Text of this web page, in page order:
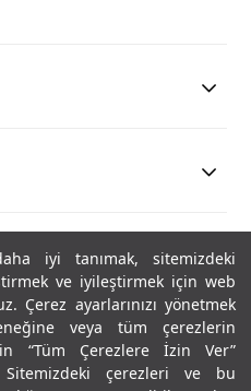
iyi tanımak, sitemizdeki
ve iyileştirmek için web
Çerez ayarlarınızı yönetmek
veya tüm çerezlerin
“Tüm Çerezlere İzin Ver”
Sitemizdeki çerezleri ve bu
Tüm hakları saklıdır.